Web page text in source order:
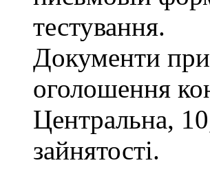
тестування.
Документи
оголошення
Центральна,
зайнятості.